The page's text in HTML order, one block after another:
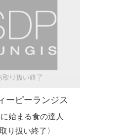
ーピーランジス
始まる食の達人
取り扱い終了〉